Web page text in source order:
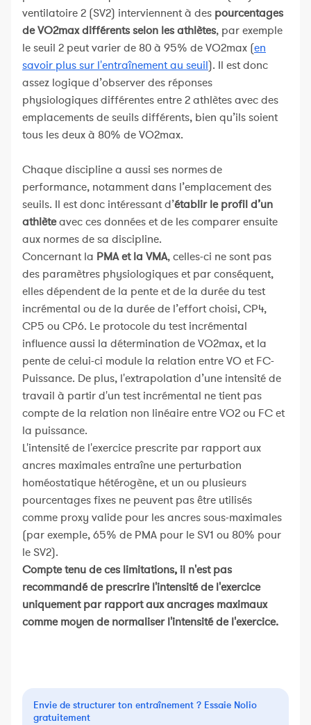
ventilatoire 2 (SV2) interviennent à des pourcentages
de VO2max différents selon les athlètes, par exemple
le seuil 2 peut varier de 80 à 95% de VO2max (en
savoir plus sur l'entraînement au seuil). Il est donc
assez logique d’observer des réponses
physiologiques différentes entre 2 athlètes avec des
emplacements de seuils différents, bien qu’ils soient
tous les deux à 80% de VO2max.
Chaque discipline a aussi ses normes de
performance, notamment dans l’emplacement des
seuils. Il est donc intéressant d’établir le profil d’un
athlèteavec ces données et de les comparer ensuite
aux normes de sa discipline.
Concernant la PMA et la VMA, celles-ci ne sont pas
des paramètres physiologiques et par conséquent,
elles dépendent de la pente et de la durée du test
incrémental ou de la durée de l’effort choisi, CP4,
CP5 ou CP6. Le protocole du test incrémental
influence aussi la détermination de VO2max, et la
pente de celui-ci module la relation entre VO et FC-
Puissance. De plus, l'extrapolation d’une intensité de
travail à partir d'un test incrémental ne tient pas
compte de la relation non linéaire entre VO2 ou FC et
la puissance.
L'intensité de l'exercice prescrite par rapport aux
ancres maximales entraîne une perturbation
homéostatique hétérogène, et un ou plusieurs
pourcentages fixes ne peuvent pas être utilisés
comme proxy valide pour les ancres sous-maximales
(par exemple, 65% de PMA pour le SV1 ou 80% pour
le SV2).
Compte tenu de ces limitations, il n'est pas
recommandé de prescrire l'intensité de l'exercice
uniquement par rapport aux ancrages maximaux
comme moyen de normaliser l'intensité de l'exercice.
Envie de structurer ton entraînement ? Essaie Nolio
gratuitement